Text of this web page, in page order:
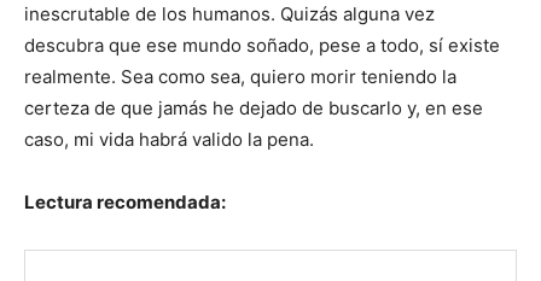
inescrutable de los humanos. Quizás alguna vez
descubra que ese mundo soñado, pese a todo, sí existe
realmente. Sea como sea, quiero morir teniendo la
certeza de que jamás he dejado de buscarlo y, en ese
caso, mi vida habrá valido la pena.
Lectura recomendada: